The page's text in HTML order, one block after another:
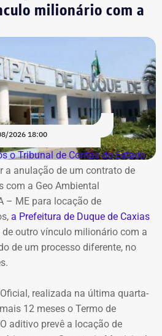
de medidas mais rígidas
de ações voltadas
lesivas aos
Segundo o documento, esse
a potenciais represálias,
de veículos blindados.
meio ao endurecimento das
companhia, que recentemente
em parceria com o GSI e a
que não possui SUVs
razão pela qual optou
por meio de adesão à ata do
exclusivamente aos
e Governança (DSG). O
a empresa Rei dos Blindados
e prevê a locação de quatro
milionário com a
2026 18:00
o Tribunal de Contas do Estado
a anulação de um contrato de
com a Geo Ambiental
– ME para locação de
a Prefeitura de Duque de Caxias
outro vínculo milionário com a
de um processo diferente, no
realizada na última quarta-
12 meses o Termo de
aditivo prevê a locação de